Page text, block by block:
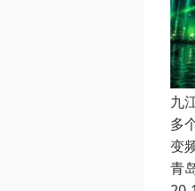
九
多
变
青